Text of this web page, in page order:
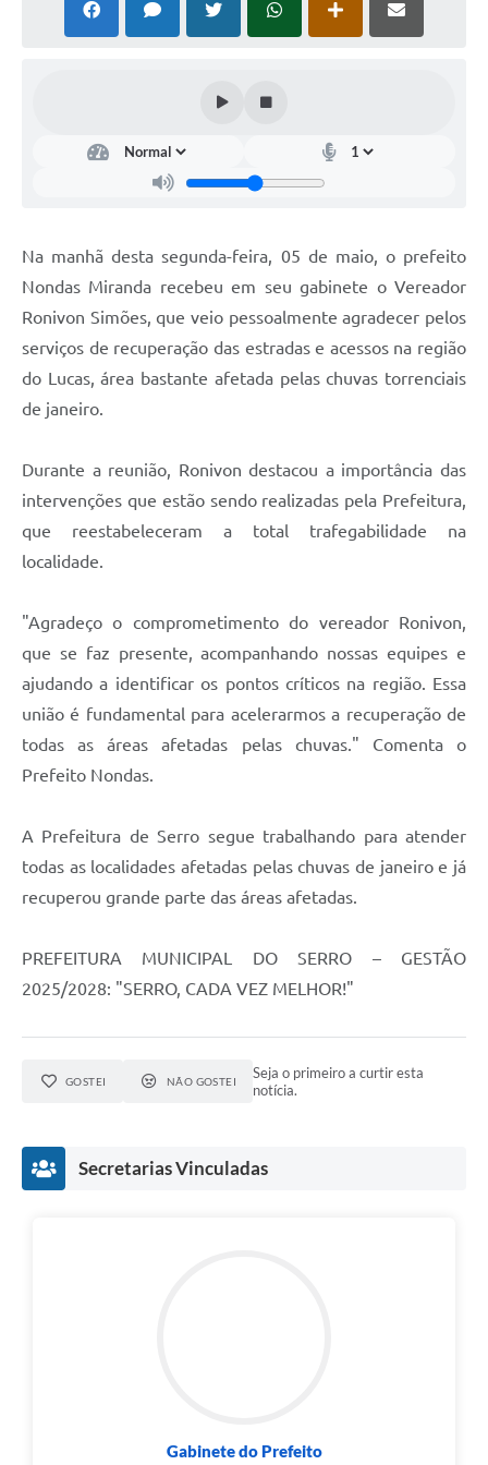
Emissão de Contracheque
Chamamento Público
Arquivos para Download
SIC
Jornal
Links
Audiências Públicas
Galeria de Vídeos
Telefones Úteis
Diário Oficial
Contratos, Convênios e Publicações MROSC
Notícias
Contato
Listagem de Contribuintes Inscritos na Dívida Ativa do
Município
Na manhã desta segunda-feira, 05 de maio, o prefeito
Nondas Miranda recebeu em seu gabinete o Vereador
Ronivon Simões, que veio pessoalmente agradecer pelos
serviços de recuperação das estradas e acessos na região
do Lucas, área bastante afetada pelas chuvas torrenciais
de janeiro.
Durante a reunião, Ronivon destacou a importância das
intervenções que estão sendo realizadas pela Prefeitura,
que reestabeleceram a total trafegabilidade na
localidade.
"Agradeço o comprometimento do vereador Ronivon,
que se faz presente, acompanhando nossas equipes e
ajudando a identificar os pontos críticos na região. Essa
união é fundamental para acelerarmos a recuperação de
todas as áreas afetadas pelas chuvas." Comenta o
Prefeito Nondas.
A Prefeitura de Serro segue trabalhando para atender
todas as localidades afetadas pelas chuvas de janeiro e já
recuperou grande parte das áreas afetadas.
PREFEITURA MUNICIPAL DO SERRO – GESTÃO
2025/2028: "SERRO, CADA VEZ MELHOR!"
GOSTEI NÃO GOSTEI
Seja o primeiro a curtir esta
notícia.
Secretarias Vinculadas
Gabinete do Prefeito